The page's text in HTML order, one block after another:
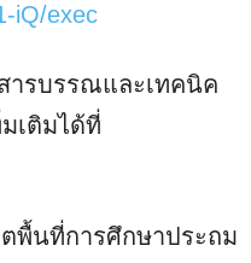
iQ/exec
ารบรรณและเทคนิค
เติมได้ที่
พื้นที่การศึกษาประถม